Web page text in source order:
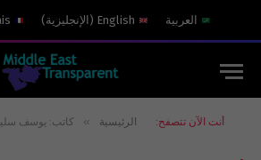
العربية English
( الإنجليزية)
أنت الآن تتصفح: الرئيسية » كاتب: يوسف